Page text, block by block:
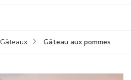
Gâteaux Gâteau aux pommes